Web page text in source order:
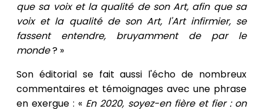
que sa voix et la qualité de son Art, afin que sa
voix et la qualité de son Art, l'Art infirmier, se
fassent entendre, bruyamment de par le
monde? »
Son éditorial se fait aussi l'écho de nombreux
commentaires et témoignages avec une phrase
en exergue : « En 2020, soyez-en fière et fier : on